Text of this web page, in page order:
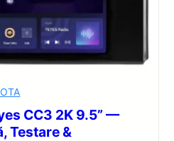
CC3 2K 9.5” —
Testare &